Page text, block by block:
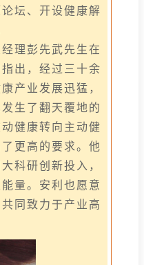
坛、开设健康解
理彭先武先生在
出，经过三十余
产业发展迅猛，
生了翻天覆地的
健康转向主动健
更高的要求。他
科研创新投入，
量。安利也愿意
同致力于产业高